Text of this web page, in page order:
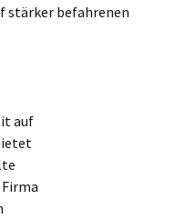
stärker befahrenen
auf